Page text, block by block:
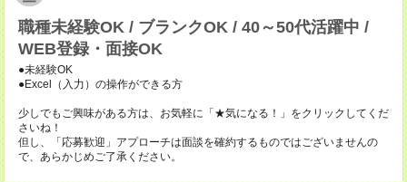
職種未経験OK / ブランクOK / 40～50代活躍中 /
WEB登録・面接OK
●未経験OK
●Excel（入力）の操作ができる方
少しでもご興味がある方は、お気軽に「★気になる！」をクリックしてくだ
さいね！
但し、「応募歓迎」アプローチは面談を確約するものではございませんの
で、あらかじめご了承ください。